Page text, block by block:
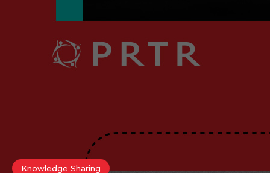
Knowledge Sharing